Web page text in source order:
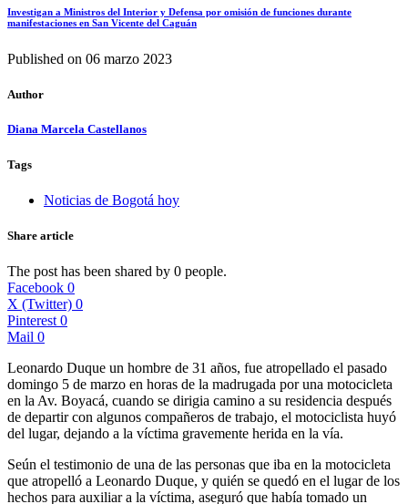
Investigan a Ministros del Interior y Defensa por omisión de funciones durante
manifestaciones en San Vicente del Caguán
Published on 06 marzo 2023
Author
Diana Marcela Castellanos
Tags
Noticias de Bogotá hoy
Share article
The post has been shared by 0 people.
Facebook 0
X (Twitter) 0
Pinterest 0
Mail 0
Leonardo Duque un hombre de 31 años, fue atropellado el pasado
domingo 5 de marzo en horas de la madrugada por una motocicleta
en la Av. Boyacá, cuando se dirigia camino a su residencia después
de departir con algunos compañeros de trabajo, el motociclista huyó
del lugar, dejando a la víctima gravemente herida en la vía.
Seún el testimonio de una de las personas que iba en la motocicleta
que atropelló a Leonardo Duque, y quién se quedó en el lugar de los
hechos para auxiliar a la víctima, aseguró que había tomado un